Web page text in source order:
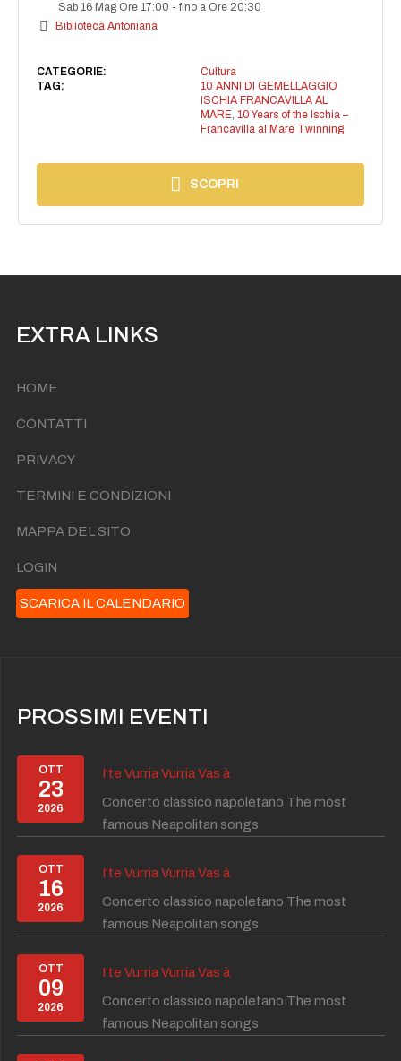
Sab 16 Mag Ore 17:00 -fino a Ore 20:30
Biblioteca Antoniana
CATEGORIE:
Cultura
TAG:
10 ANNI DI GEMELLAGGIO
ISCHIA FRANCAVILLA AL
MARE, 10 Years of the Ischia –
Francavilla al Mare Twinning
SCOPRI
EXTRA LINKS
HOME
CONTATTI
PRIVACY
TERMINI E CONDIZIONI
MAPPA DEL SITO
LOGIN
SCARICA IL CALENDARIO
PROSSIMI EVENTI
OTT
23
2026
I'te Vurria Vurria Vas à
Concerto classico napoletano The most
famous Neapolitan songs
OTT
16
2026
I'te Vurria Vurria Vas à
Concerto classico napoletano The most
famous Neapolitan songs
OTT
09
2026
I'te Vurria Vurria Vas à
Concerto classico napoletano The most
famous Neapolitan songs